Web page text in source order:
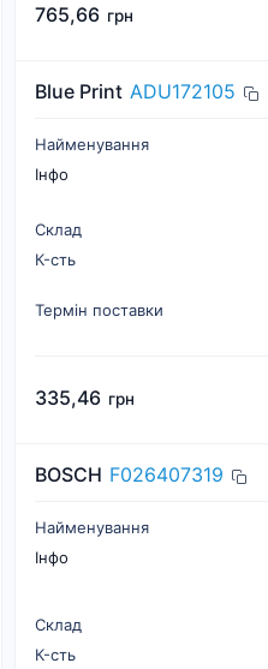
765,66 грн
Blue Print ADU172105
Найменування
Інфо
Склад
К-cть
Термін поставки
335,46 грн
BOSCH F026407319
Найменування
Інфо
Склад
К-cть